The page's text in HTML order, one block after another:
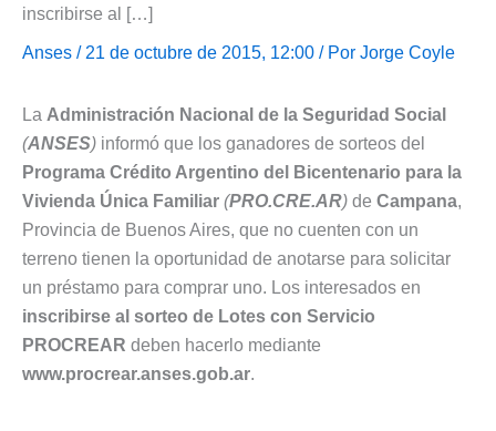
inscribirse al […]
Anses / 21 de octubre de 2015, 12:00 / Por Jorge Coyle
La Administración Nacional de la Seguridad Social
(ANSES) informó que los ganadores de sorteos del
Programa Crédito Argentino del Bicentenario para la
Vivienda Única Familiar (PRO.CRE.AR) de Campana,
Provincia de Buenos Aires, que no cuenten con un
terreno tienen la oportunidad de anotarse para solicitar
un préstamo para comprar uno. Los interesados en
inscribirse al sorteo de Lotes con Servicio
PROCREAR deben hacerlo mediante
www.procrear.anses.gob.ar.